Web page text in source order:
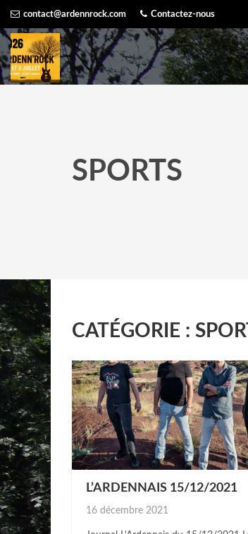
content
contact@ardennrock.com Contactez-nous
SPORTS
CATÉGORIE :
L’ARDENNAIS 15/12/2021
Posted
16 décembre 2021